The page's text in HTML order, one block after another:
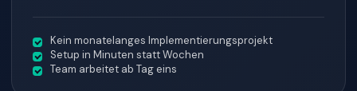
Kein monatelanges Implementierungsprojekt
Setup in Minuten statt Wochen
Team arbeitet ab Tag eins